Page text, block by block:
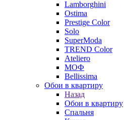
Lamborghini
Ostima
Prestige Color
Solo
SuperModa
TREND Color
Ateliero
МОФ
Bellissima
Обои в квартиру
Назад
Обои в квартиру
Спальня